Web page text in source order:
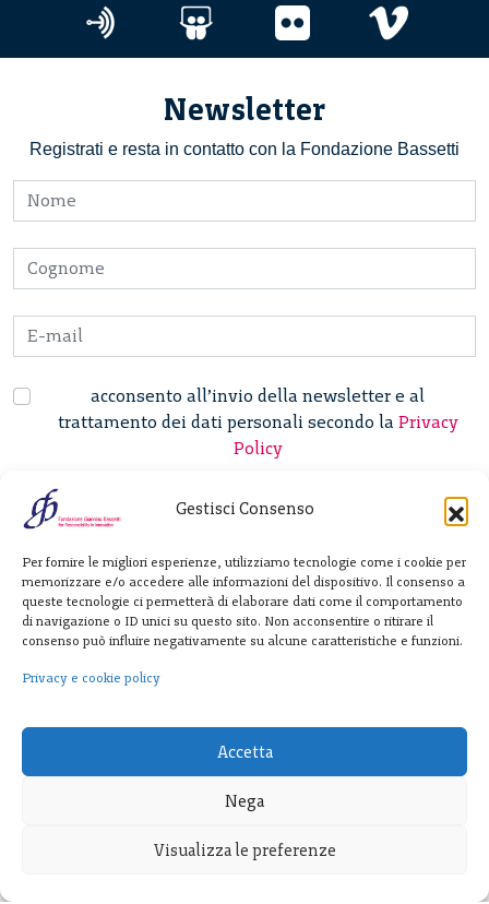
Gestisci Consenso
Per fornire le migliori esperienze, utilizziamo tecnologie come i cookie per
memorizzare e/o accedere alle informazioni del dispositivo. Il consenso a
queste tecnologie ci permetterà di elaborare dati come il comportamento
di navigazione o ID unici su questo sito. Non acconsentire o ritirare il
consenso può influire negativamente su alcune caratteristiche e funzioni.
Privacy e cookie policy
Accetta
Nega
Visualizza le preferenze
Newsletter
Registrati e resta in contatto con la Fondazione Bassetti
acconsento all’invio della newsletter e al
trattamento dei dati personali secondo la Privacy
Policy
Giannino Bassetti ETS
Via Michele Barozzi 4
F. + 39 02 76392030
info@fondazionebassetti.org